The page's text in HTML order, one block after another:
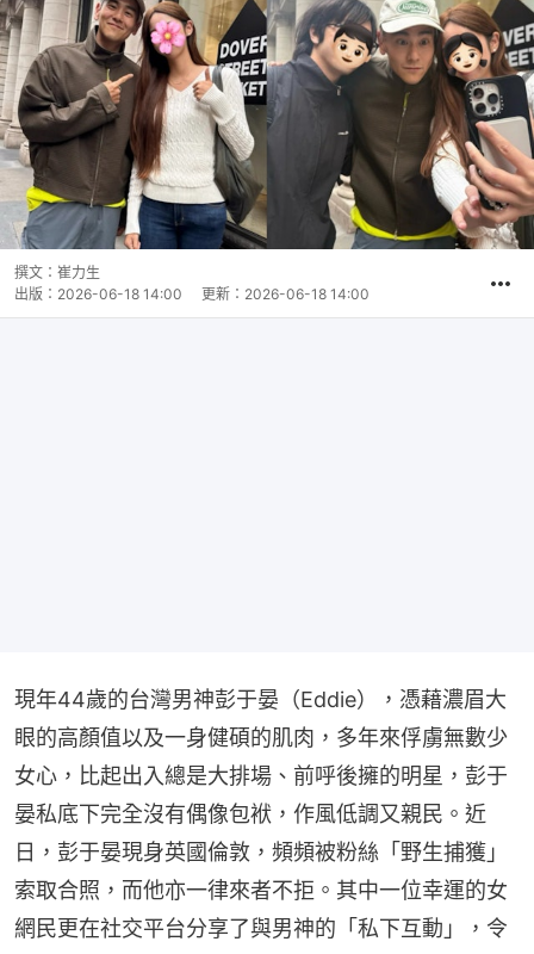
撰文： 崔力生
出版： 2026-06-18 14:00 更新： 2026-06-18 14:00
現年44歲的台灣男神彭于晏（Eddie），憑藉濃眉大
眼的高顏值以及一身健碩的肌肉，多年來俘虜無數少
女心，比起出入總是大排場、前呼後擁的明星，彭于
晏私底下完全沒有偶像包袱，作風低調又親民。近
日，彭于晏現身英國倫敦，頻頻被粉絲「野生捕獲」
索取合照，而他亦一律來者不拒。其中一位幸運的女
網民更在社交平台分享了與男神的「私下互動」，令